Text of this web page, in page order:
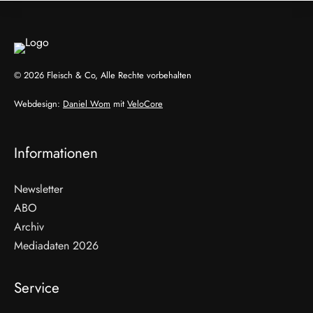
© 2026 Fleisch & Co, Alle Rechte vorbehalten
Webdesign: Daniel Wom mit VeloCore
Informationen
Newsletter
ABO
Archiv
Mediadaten 2026
Service